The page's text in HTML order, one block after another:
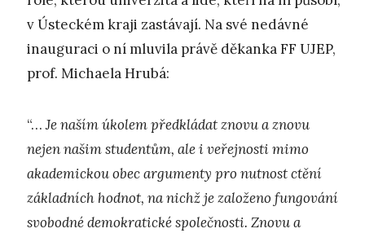
v Ústeckém kraji zastávají. Na své nedávné
inauguraci o ní mluvila právě děkanka FF UJEP,
prof. Michaela Hrubá:
“…Je naším úkolem předkládat znovu a znovu
nejen našim studentům, ale i veřejnosti mimo
akademickou obec argumenty pro nutnost ctění
základních hodnot, na nichž je založeno fungování
svobodné demokratické společnosti. Znovu a